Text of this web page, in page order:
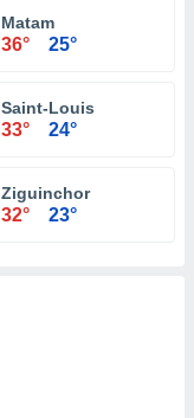
Matam
36° 25°
Saint-Louis
33° 24°
Ziguinchor
32° 23°